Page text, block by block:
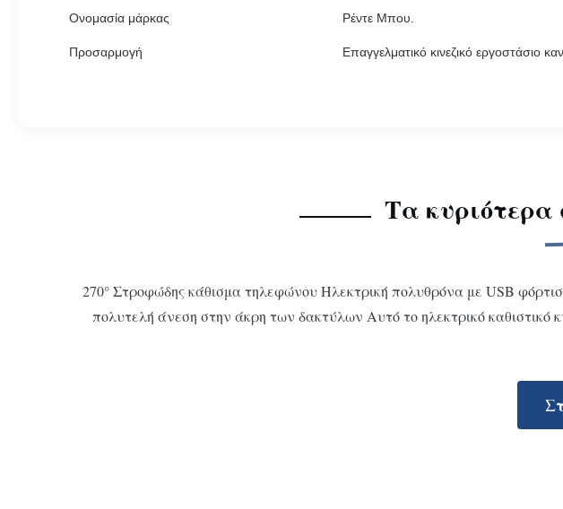
Ονομασία μάρκας Ρέντε Μπου.
Προσαρμογή Επαγγελματικό κινεζικό εργοστάσιο
Τα κυριότερα
270° Στροφώδης κάθισμα τηλεφώνου Ηλεκτρική πολυθρόνα με USB
πολυτελή άνεση στην άκρη των δακτύλων Αυτό το ηλεκτρικό καθιστικό